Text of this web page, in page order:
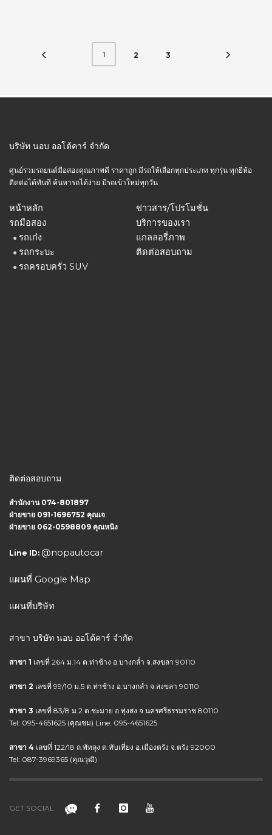
1 2 3
บริษัท นอบ ออโต้คาร์ จำกัด
ศูนย์รวมรถยนต์มือสองคุณภาพดี ราคาถูก มีรถให้เลือกทุกประเภท ทุกรุ่น ทุกยี่ห้อ
ติดต่อได้ทันที ค้นหารถได้ง่าย มีรถเข้าใหม่ทุกวัน
หน้าหลัก
ข่าวสาร/โปรโมชั่น
รถมือสอง
● รถเก๋ง
● รถกระบะ
● รถครอบครัว SUV
บริการของเรา
แกลลอรี่ภาพ
ติดต่อสอบถาม
ติดต่อสอบถาม
สำนักงาน 074-801897
ฝ่ายขาย 091-1696752 คุณเจ
ฝ่ายขาย 062-0598809 คุณหนิง
Line ID: @nopautocar
แผนที่ Google Map
แผนที่บริษัท
สาขา บริษัท นอบ ออโต้คาร์ จำกัด
สาขา 1 เลขที่ 264 ม.14 ต.ท่าช้าง อ.บางกล่ำ จ.สงขลา 90110
สาขา 2 เลขที่ 99/10 ม.5 ต.ท่าช้าง อ.บางกล่ำ จ.สงขลา 90110
สาขา 3 เลขที่ 83/8 ม.2 ต.ชะมาย อ.ทุ่งสง จ.นครศรีธรรมราช 80110
Tel: 095-4651625 (คุณชม) Line: 095-4651625
สาขา 4 เลขที่ 122/18 ถ.พัทลุง ต.ทับเที่ยง อ.เมืองตรัง จ.ตรัง 92000
Tel: 087-3969365 (คุณวุฒิ)
GET SOCIAL